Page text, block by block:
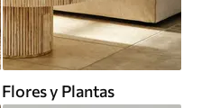
Flores y Plantas